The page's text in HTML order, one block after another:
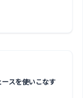
スを使いこなす